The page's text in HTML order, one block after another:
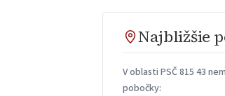
Najbližšie
V oblasti PSČ 815 43
pobočky: